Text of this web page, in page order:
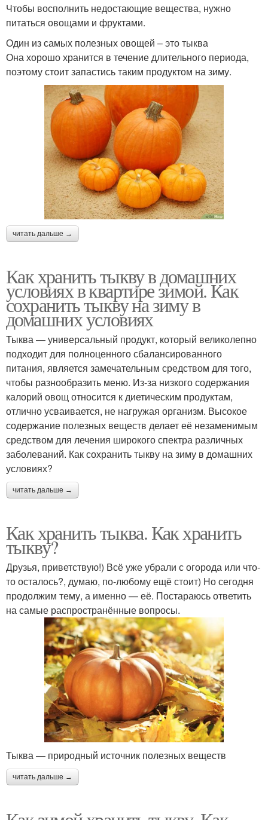
Чтобы восполнить недостающие вещества, нужно
питаться овощами и фруктами.
Один из самых полезных овощей – это тыква
Она хорошо хранится в течение длительного периода,
поэтому стоит запастись таким продуктом на зиму.
читать дальше →
Как хранить тыкву в домашних
условиях в квартире зимой. Как
сохранить тыкву на зиму в
домашних условиях
Тыква — универсальный продукт, который великолепно
подходит для полноценного сбалансированного
питания, является замечательным средством для того,
чтобы разнообразить меню. Из-за низкого содержания
калорий овощ относится к диетическим продуктам,
отлично усваивается, не нагружая организм. Высокое
содержание полезных веществ делает её незаменимым
средством для лечения широкого спектра различных
заболеваний. Как сохранить тыкву на зиму в домашних
условиях?
читать дальше →
Как хранить тыква. Как хранить
тыкву?
Друзья, приветствую!) Всё уже убрали с огорода или что-
то осталось?, думаю, по-любому ещё стоит) Но сегодня
продолжим тему, а именно — её. Постараюсь ответить
на самые распространённые вопросы.
Тыква — природный источник полезных веществ
читать дальше →